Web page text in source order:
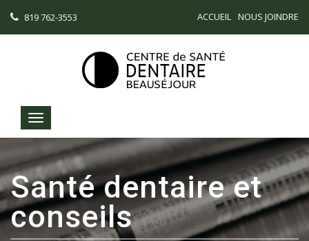
ACCUEIL NOUS JOINDRE
819 762-3553
Santé dentaire et
conseils